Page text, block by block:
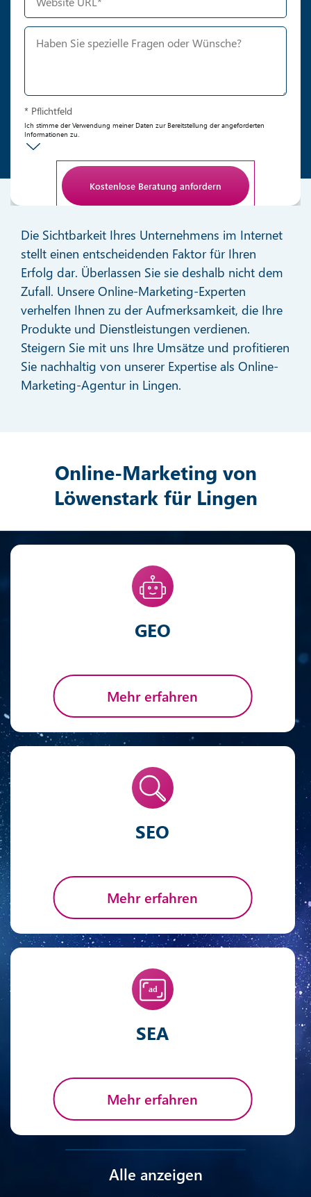
* Pflichtfeld
Ich stimme der Verwendung meiner Daten zur Bereitstellung der angeforderten
Informationen zu.
Hier klicken
Friendly
Die Sichtbarkeit Ihres Unternehmens im Internet
stellt einen entscheidenden Faktor für Ihren
Erfolg dar. Überlassen Sie sie deshalb nicht dem
Zufall. Unsere Online-Marketing-Experten
verhelfen Ihnen zu der Aufmerksamkeit, die Ihre
Produkte und Dienstleistungen verdienen.
Steigern Sie mit uns Ihre Umsätze und profitieren
Sie nachhaltig von unserer Expertise als Online-
Marketing-Agentur in Lingen.
Online-Marketing von
Löwenstark für Lingen
GEO
Mehr erfahren
SEO
Mehr erfahren
SEA
Mehr erfahren
Alle anzeigen